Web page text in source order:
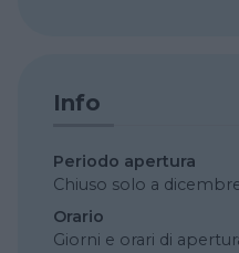
Info
Periodo apertura
Chiuso solo a
Orario
Giorni e orari di